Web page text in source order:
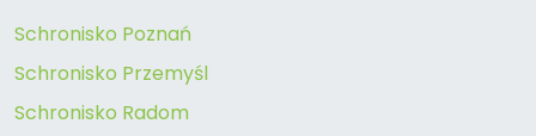
Schronisko Poznań
Schronisko Przemyśl
Schronisko Radom